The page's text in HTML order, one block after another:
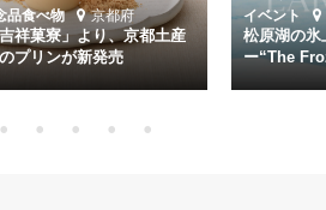
と、彼らが命をかけて守りたいと願っ
ける。戦後80年、戦争の記憶が薄れゆく
値を未来に繋ぐ作品『雪風 YUKIKAZE』
い。
品食べ物 京都府
祥菓寮」より、京都土産
プリンが新発売
イベント
松原湖の氷
ー“The